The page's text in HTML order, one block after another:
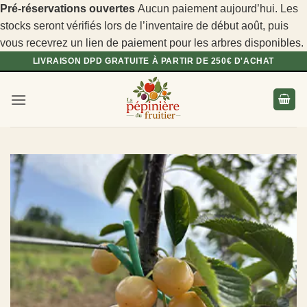
Pré-réservations ouvertes Aucun paiement aujourd’hui. Les
stocks seront vérifiés lors de l’inventaire de début août, puis
vous recevrez un lien de paiement pour les arbres disponibles.
Passer
contenu
LIVRAISON DPD GRATUITE À PARTIR DE 250€ D'ACHAT